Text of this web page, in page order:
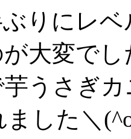
りにレ
大変でし
うさぎ
した＼